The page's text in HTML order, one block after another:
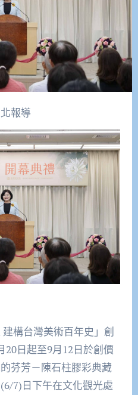
報導
20日起至9月12日於創價
芬芳－陳石柱膠彩典藏
7)日下午在文化觀光處